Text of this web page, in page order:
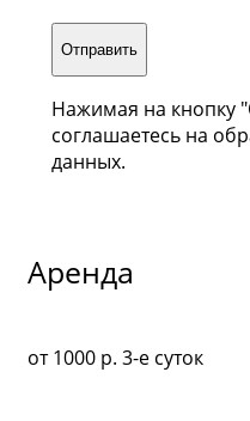
Отправить
Нажимая на кнопку
соглашаетесь на
данных.
Аренда
от 1000 р. 3-е суток